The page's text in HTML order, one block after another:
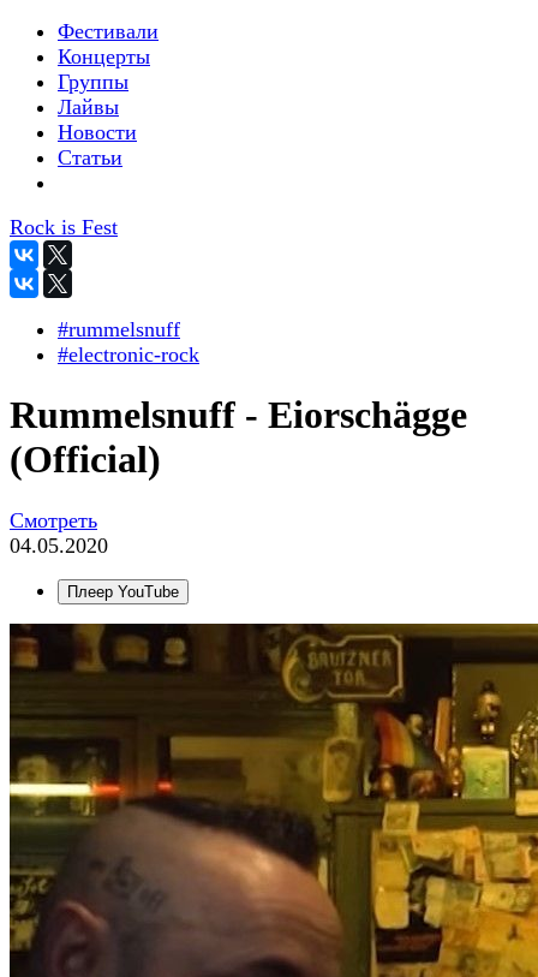
Фестивали
Концерты
Группы
Лайвы
Новости
Статьи
Rock is Fest
#rummelsnuff
#electronic-rock
Rummelsnuff - Eiorschägge
(Official)
Смотреть
04.05.2020
Плеер YouTube